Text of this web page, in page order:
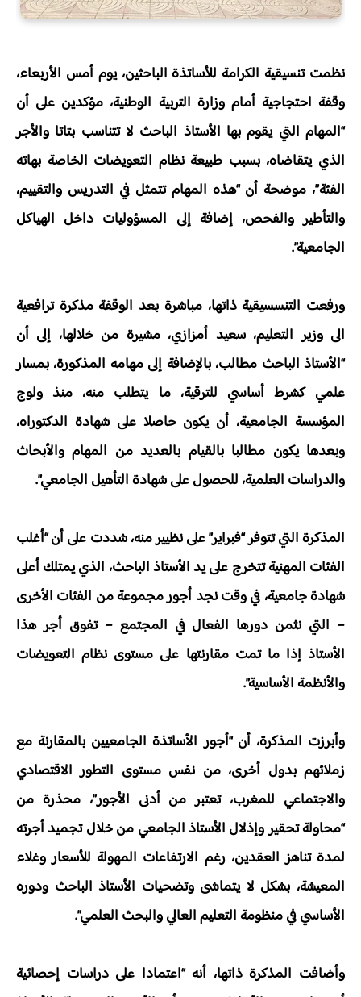
نظمت تنسيقية الكرامة للأساتذة الباحثين، يوم أمس الأربعاء،
وقفة احتجاجية أمام وزارة التربية الوطنية، مؤكدين على أن
“المهام التي يقوم بها الأستاذ الباحث لا تتناسب بتاتا والأجر
الذي يتقاضاه، بسبب طبيعة نظام التعويضات الخاصة بهاته
الفئة”، موضحة أن “هذه المهام تتمثل في التدريس والتقييم،
والتأطير والفحص، إضافة إلى المسؤوليات داخل الهياكل
الجامعية”.
ورفعت التنسسيقية ذاتها، مباشرة بعد الوقفة مذكرة ترافعية
الى وزير التعليم، سعيد أمزازي، مشيرة من خلالها، إلى أن
“الأستاذ الباحث مطالب، بالإضافة إلى مهامه المذكورة، بمسار
علمي كشرط أساسي للترقية، ما يتطلب منه، منذ ولوج
المؤسسة الجامعية، أن يكون حاصلا على شهادة الدكتوراه،
وبعدها يكون مطالبا بالقيام بالعديد من المهام والأبحاث
والدراسات العلمية، للحصول على شهادة التأهيل الجامعي”.
المذكرة التي تتوفر “فبراير” على نظيير منه، شددت على أن “أغلب
الفئات المهنية تتخرج على يد الأستاذ الباحث، الذي يمتلك أعلى
شهادة جامعية، في وقت نجد أجور مجموعة من الفئات الأخرى
– التي نثمن دورها الفعال في المجتمع – تفوق أجر هذا
الأستاذ إذا ما تمت مقارنتها على مستوى نظام التعويضات
والأنظمة الأساسية”.
وأبرزت المذكرة، أن “أجور الأساتذة الجامعيين بالمقارنة مع
زملائهم بدول أخرى، من نفس مستوى التطور الاقتصادي
والاجتماعي للمغرب، تعتبر من أدنى الأجور”، محذرة من
“محاولة تحقير وإذلال الأستاذ الجامعي من خلال تجميد أجرته
لمدة تناهز العقدين، رغم الارتفاعات المهولة للأسعار وغلاء
المعيشة، بشكل لا يتماشى وتضحيات الأستاذ الباحث ودوره
الأساسي في منظومة التعليم العالي والبحث العلمي”.
وأضافت المذكرة ذاتها، أنه “اعتمادا على دراسات إحصائية